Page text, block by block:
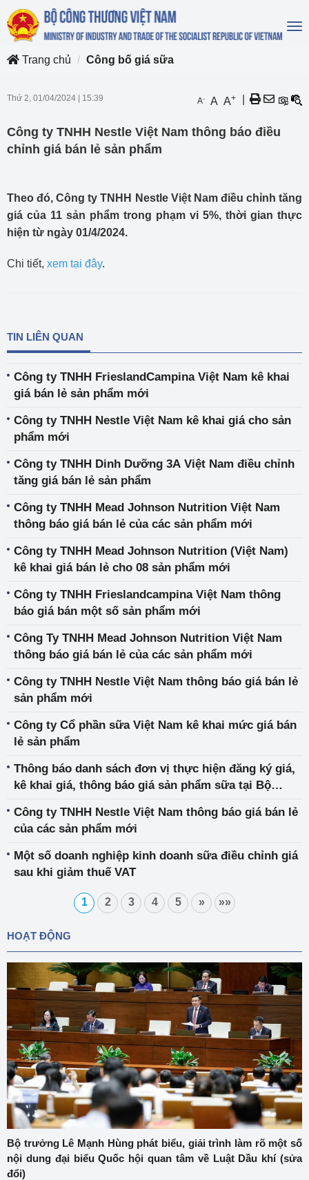
Trang chủ
Công bố giá sữa
Thứ 2, 01/04/2024 15:39 A- A A+
Công ty TNHH Nestle Việt Nam thông báo điều
chỉnh giá bán lẻ sản phẩm
Theo đó, Công ty TNHH Nestle Việt Nam điều chỉnh tăng
giá của 11 sản phẩm trong phạm vi 5%, thời gian thực
hiện từ ngày 01/4/2024.
Chi tiết, xem tại đây.
TIN LIÊN QUAN
Công ty TNHH FrieslandCampina Việt Nam kê khai
giá bán lẻ sản phẩm mới
Công ty TNHH Nestle Việt Nam kê khai giá cho sản
phẩm mới
Công ty TNHH Dinh Dưỡng 3A Việt Nam điều chỉnh
tăng giá bán lẻ sản phẩm
Công ty TNHH Mead Johnson Nutrition Việt Nam
thông báo giá bán lẻ của các sản phẩm mới
Công ty TNHH Mead Johnson Nutrition (Việt Nam)
kê khai giá bán lẻ cho 08 sản phẩm mới
Công ty TNHH Frieslandcampina Việt Nam thông
báo giá bán một số sản phẩm mới
Công Ty TNHH Mead Johnson Nutrition Việt Nam
thông báo giá bán lẻ của các sản phẩm mới
Công ty TNHH Nestle Việt Nam thông báo giá bán lẻ
sản phẩm mới
Công ty Cổ phần sữa Việt Nam kê khai mức giá bán
lẻ sản phẩm
Thông báo danh sách đơn vị thực hiện đăng ký giá,
kê khai giá, thông báo giá sản phẩm sữa tại Bộ
Công ty TNHH Nestle Việt Nam thông báo giá bán lẻ
của các sản phẩm mới
Một số doanh nghiệp kinh doanh sữa điều chỉnh giá
sau khi giảm thuế VAT
1 2 3 4 5 » »»
HOẠT ĐỘNG
Bộ trưởng Lê Mạnh Hùng phát biểu, giải trình làm rõ một số
nội dung đại biểu Quốc hội quan tâm về Luật Dầu khí (sửa
đổi)